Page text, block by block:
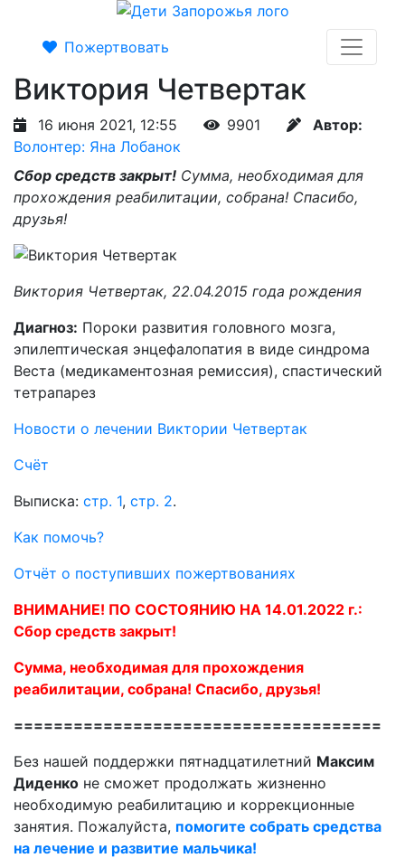
Пожертвовать
Виктория Четвертак
16 июня 2021, 12:55 9901
Автор:
Волонтер: Яна Лобанок
Сбор средств закрыт! Сумма, необходимая для
прохождения реабилитации, собрана! Спасибо,
друзья!
Виктория Четвертак, 22.04.2015 года рождения
Диагноз: Пороки развития головного мозга,
эпилептическая энцефалопатия в виде синдрома
Веста (медикаментозная ремиссия), спастический
тетрапарез
Новости о лечении Виктории Четвертак
Счёт
Выписка: стр. 1, стр. 2.
Как помочь?
Отчёт о поступивших пожертвованиях
ВНИМАНИЕ! ПО СОСТОЯНИЮ НА 14.01.2022 г.:
Сбор средств закрыт!
Сумма, необходимая для прохождения
реабилитации, собрана! Спасибо, друзья!
=====================================
Без нашей поддержки пятнадцатилетний Максим
Диденко не сможет продолжать жизненно
необходимую реабилитацию и коррекционные
занятия. Пожалуйста, помогите собрать средства
на лечение и развитие мальчика!